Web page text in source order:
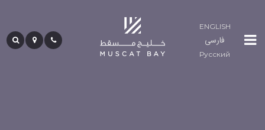
ENGLISH
فارسی
Русский
لوما
ريزيدنسز